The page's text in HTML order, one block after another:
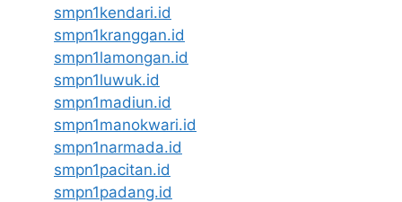
smpn1kendari.id
smpn1kranggan.id
smpn1lamongan.id
smpn1luwuk.id
smpn1madiun.id
smpn1manokwari.id
smpn1narmada.id
smpn1pacitan.id
smpn1padang.id